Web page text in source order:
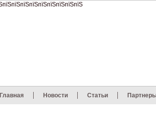
Главная Новости Статьи